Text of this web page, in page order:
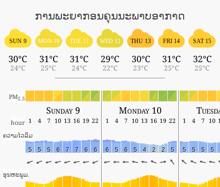
ການພະຍາກອນຄຸນນະພາບອາກາດ
SUN 9
30°C
24°C
MON 10
31°C
25°C
TUE 11
31°C
24°C
WED 12
29°C
22°C
THU 13
30°C
23°C
FRI 14
31°C
25°C
SAT 15
32°C
25°C
PM2.5
Sunday 9 Monday 10
hour 1 4 7 10 13 16 19 22 1 4 7 10 13 16 19 22 1 4 7 10
ຄວາມໄວລົມ
5 5 5 6 7 7 6 6 6 5 6 5 4 2 2 5 5 5 5 5
ອຸນຫະພູມ.